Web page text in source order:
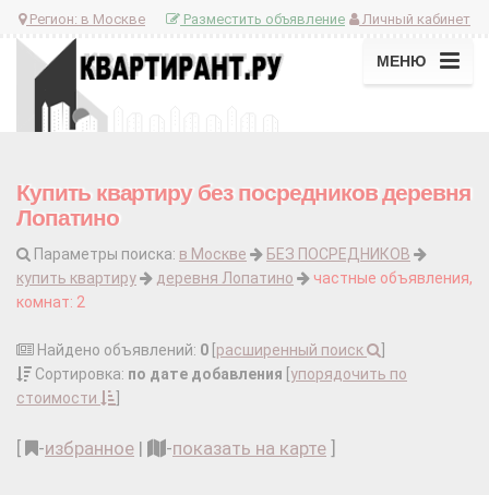
Регион: в Москве Личный кабинет
Разместить объявление
МЕНЮ
Купить квартиру без посредников деревня
Лопатино
Параметры поиска: в Москве
БЕЗ ПОСРЕДНИКОВ
купить квартиру
деревня Лопатино
частные объявления,
комнат: 2
Найдено объявлений: 0 расширенный поиск
Сортировка: по дате добавления упорядочить по
стоимости
-избранное | -показать на карте